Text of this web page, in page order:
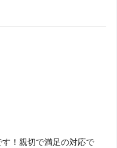
！親切で満足の対応でした